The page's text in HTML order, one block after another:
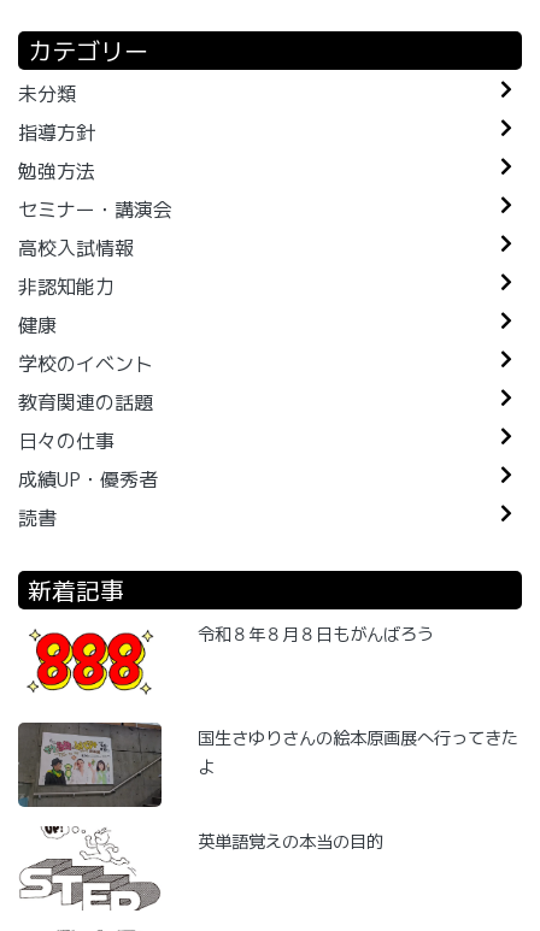
カテゴリー
未分類
指導方針
勉強方法
セミナー・講演会
高校入試情報
非認知能力
健康
学校のイベント
教育関連の話題
日々の仕事
成績UP・優秀者
読書
新着記事
令和８年８月８日もがんばろう
国生さゆりさんの絵本原画展へ行ってきた
よ
英単語覚えの本当の目的